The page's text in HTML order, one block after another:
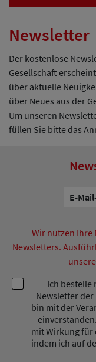
Newsletter
Der kostenlose
Gesellschaft
über aktuelle
über Neues aus der
Um unseren
füllen Sie bitte das
Wir nutzen Ihre
Newsletters.
Ich bestelle
Newsletter
bin mit der
mit Wirkung für
indem ich auf